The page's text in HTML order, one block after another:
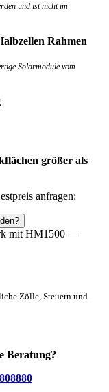
und ist nicht im
Rahmen
Solarmodule vom
größer als
anfragen:
mit HM1500 —
Zölle, Steuern und
Beratung?